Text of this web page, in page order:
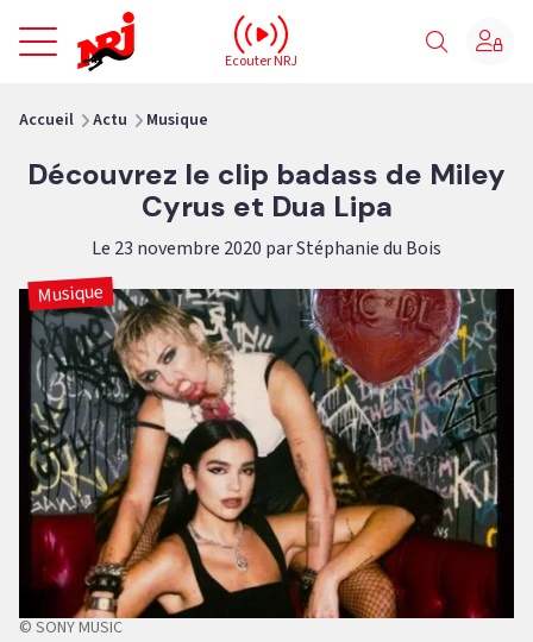
NRJ - Accueil
Ecouter NRJ
Accueil Actu Musique
Découvrez le clip badass de Miley
Cyrus et Dua Lipa
Le 23 novembre 2020 par Stéphanie du Bois
Musique
© SONY MUSIC